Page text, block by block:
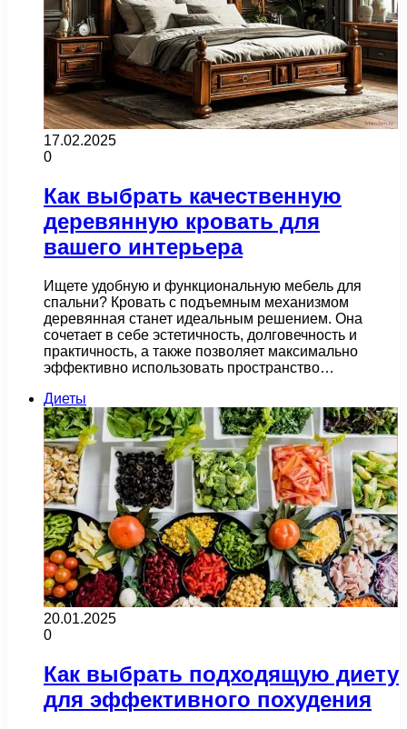
17.02.2025
0
Как выбрать качественную
деревянную кровать для
вашего интерьера
Ищете удобную и функциональную мебель для
спальни? Кровать с подъемным механизмом
деревянная станет идеальным решением. Она
сочетает в себе эстетичность, долговечность и
практичность, а также позволяет максимально
эффективно использовать пространство…
Диеты
20.01.2025
0
Как выбрать подходящую диету
для эффективного похудения